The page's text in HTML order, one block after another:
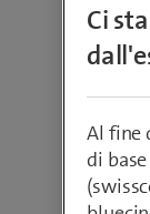
Ci
Al fine
di